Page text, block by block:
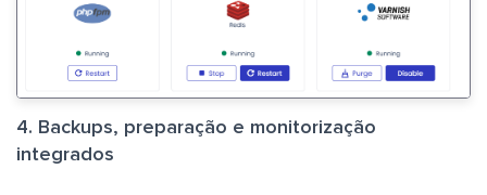
4. Backups, preparação e monitorização
integrados